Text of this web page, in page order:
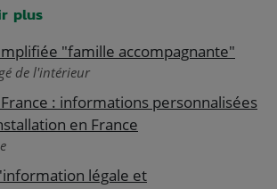
plus
"famille accompagnante"
de l'intérieur
: informations personnalisées
en France
légale et